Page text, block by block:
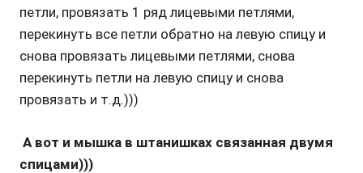
петли, провязать 1 ряд лицевыми петлями,
перекинуть все петли обратно на левую спицу и
снова провязать лицевыми петлями, снова
перекинуть петли на левую спицу и снова
провязать и т.д.)))
А вот и мышка в штанишках связанная двумя
спицами)))